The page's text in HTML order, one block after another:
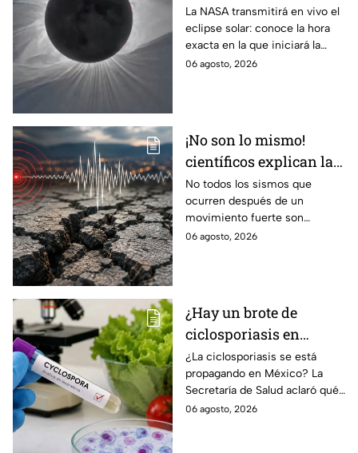
transmisión en vivo
del eclipse solar
La NASA transmitirá en vivo el
eclipse solar: conoce la hora
exacta en la que iniciará la
cobertura para no perderte de
06 agosto, 2026
¡No son lo mismo!
científicos explican las
diferencias entre
enjambre sísmico y
réplicas
No todos los sismos que
ocurren después de un
movimiento fuerte son
réplicas. Científicos explican
06 agosto, 2026
¿Hay un brote de
ciclosporiasis en
México? Salud rompe
el silencio tras 33 casos
detectados
¿La ciclosporiasis se está
propagando en México? La
Secretaría de Salud aclaró qué
ocurre tras la detección de 33
06 agosto, 2026